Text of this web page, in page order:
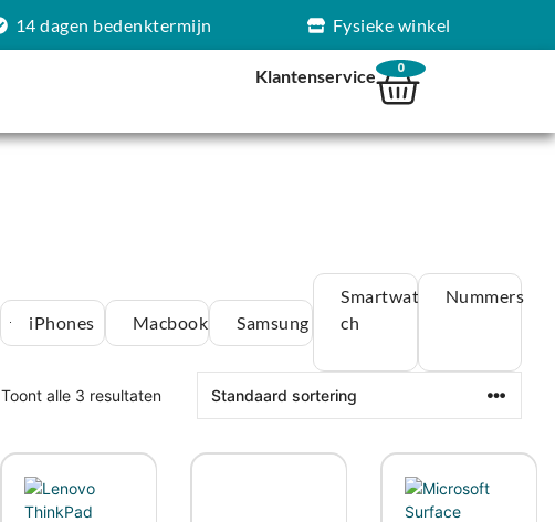
14 dagen bedenktermijn Fysieke winkel
Klantenservice 0
iPhones Macbook Samsung
Smartwat
ch
Nummers
Toont alle 3 resultaten